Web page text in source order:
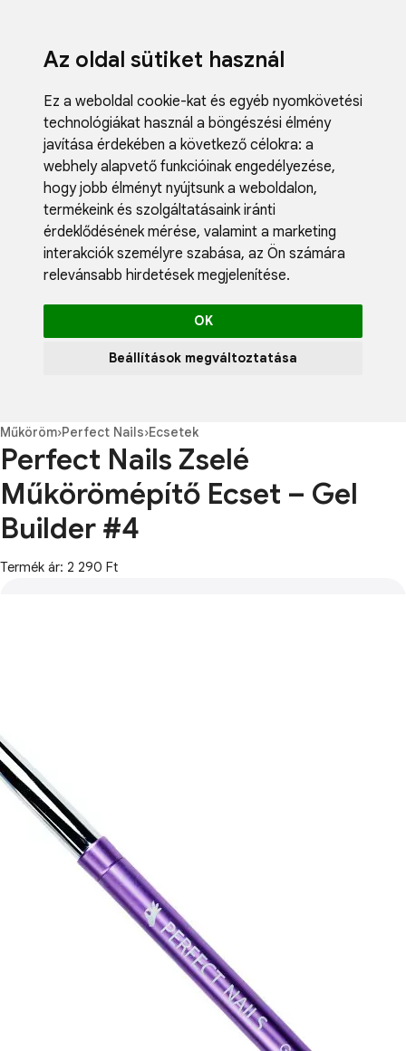
Az oldal sütiket használ
Ez a weboldal cookie-kat és egyéb nyomkövetési
technológiákat használ a böngészési élmény
javítása érdekében a következő célokra: a
webhely alapvető funkcióinak engedélyezése,
hogy jobb élményt nyújtsunk a weboldalon,
termékeink és szolgáltatásaink iránti
érdeklődésének mérése, valamint a marketing
interakciók személyre szabása, az Ön számára
relevánsabb hirdetések megjelenítése.
OK
Beállítások megváltoztatása
Blog
Műköröm›Perfect Nails›Ecsetek
Perfect Nails Zselé
Műkörömépítő Ecset – Gel
Builder #4
Termék ár: 2 290 Ft